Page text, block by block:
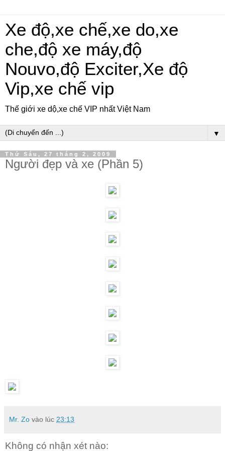
Xe độ,xe chế,xe do,xe
che,độ xe máy,độ
Nouvo,độ Exciter,Xe độ
Vip,xe chế vip
Thế giới xe dộ,xe chế VIP nhất Việt Nam
▼
Thứ Sáu, 27 tháng 2, 2009
Người đẹp và xe (Phần 5)
Mr. Zo vào lúc 23:13
Không có nhận xét nào: